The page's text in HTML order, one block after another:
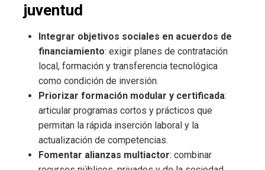
juventud
Integrar objetivos sociales en acuerdos de
financiamiento: exigir planes de contratación
local, formación y transferencia tecnológica
como condición de inversión.
Priorizar formación modular y certificada:
articular programas cortos y prácticos que
permitan la rápida inserción laboral y la
actualización de competencias.
Fomentar alianzas multiactor: combinar